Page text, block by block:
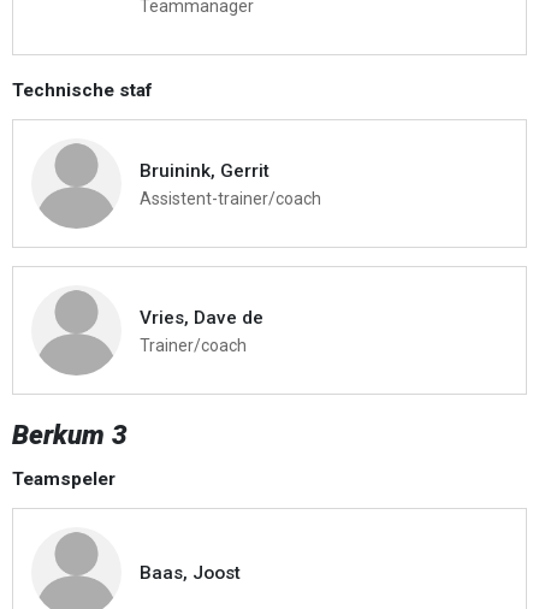
Teammanager
Technische staf
Bruinink, Gerrit
Assistent-trainer/coach
Vries, Dave de
Trainer/coach
Berkum 3
Teamspeler
Baas, Joost